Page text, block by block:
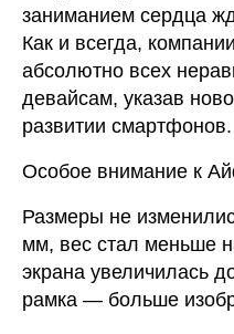
заниманием сердца
Как и всегда,
абсолютно всех
девайсам, указав
развитии смартфонов.
Особое внимание к
Размеры не
мм, вес стал меньше
экрана увеличилась
рамка — больше